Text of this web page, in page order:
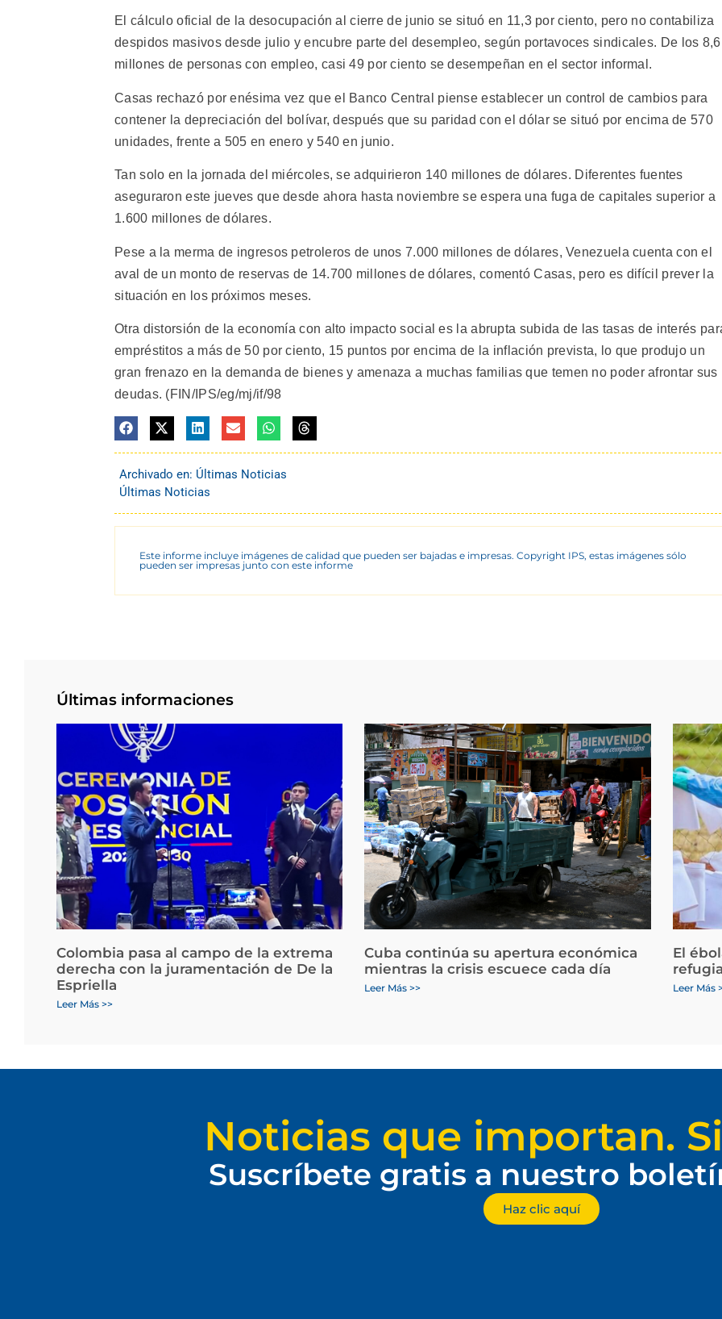
El cálculo oficial de la desocupación al cierre de junio se situó en 11,3 por ciento, pero no contabiliza
despidos masivos desde julio y encubre parte del desempleo, según portavoces sindicales. De los 8,6
millones de personas con empleo, casi 49 por ciento se desempeñan en el sector informal.
Casas rechazó por enésima vez que el Banco Central piense establecer un control de cambios para
contener la depreciación del bolívar, después que su paridad con el dólar se situó por encima de 570
unidades, frente a 505 en enero y 540 en junio.
Tan solo en la jornada del miércoles, se adquirieron 140 millones de dólares. Diferentes fuentes
aseguraron este jueves que desde ahora hasta noviembre se espera una fuga de capitales superior a
1.600 millones de dólares.
Pese a la merma de ingresos petroleros de unos 7.000 millones de dólares, Venezuela cuenta con el
aval de un monto de reservas de 14.700 millones de dólares, comentó Casas, pero es difícil prever la
situación en los próximos meses.
Otra distorsión de la economía con alto impacto social es la abrupta subida de las tasas de interés
empréstitos a más de 50 por ciento, 15 puntos por encima de la inflación prevista, lo que produjo un
gran frenazo en la demanda de bienes y amenaza a muchas familias que temen no poder afrontar sus
deudas. (FIN/IPS/eg/mj/if/98
Archivado en: Últimas Noticias
Últimas Noticias
Este informe incluye imágenes de calidad que pueden ser bajadas e impresas. Copyright IPS, estas imágenes sólo
pueden ser impresas junto con este informe
Últimas informaciones
Colombia pasa al campo de la extrema
derecha con la juramentación de De la
Espriella
Leer Más >>
Cuba continúa su apertura económica
mientras la crisis escuece cada día
Leer Más >>
El
Leer Más
Noticias que importan.
Suscríbete gratis a nuestro
Haz clic aquí